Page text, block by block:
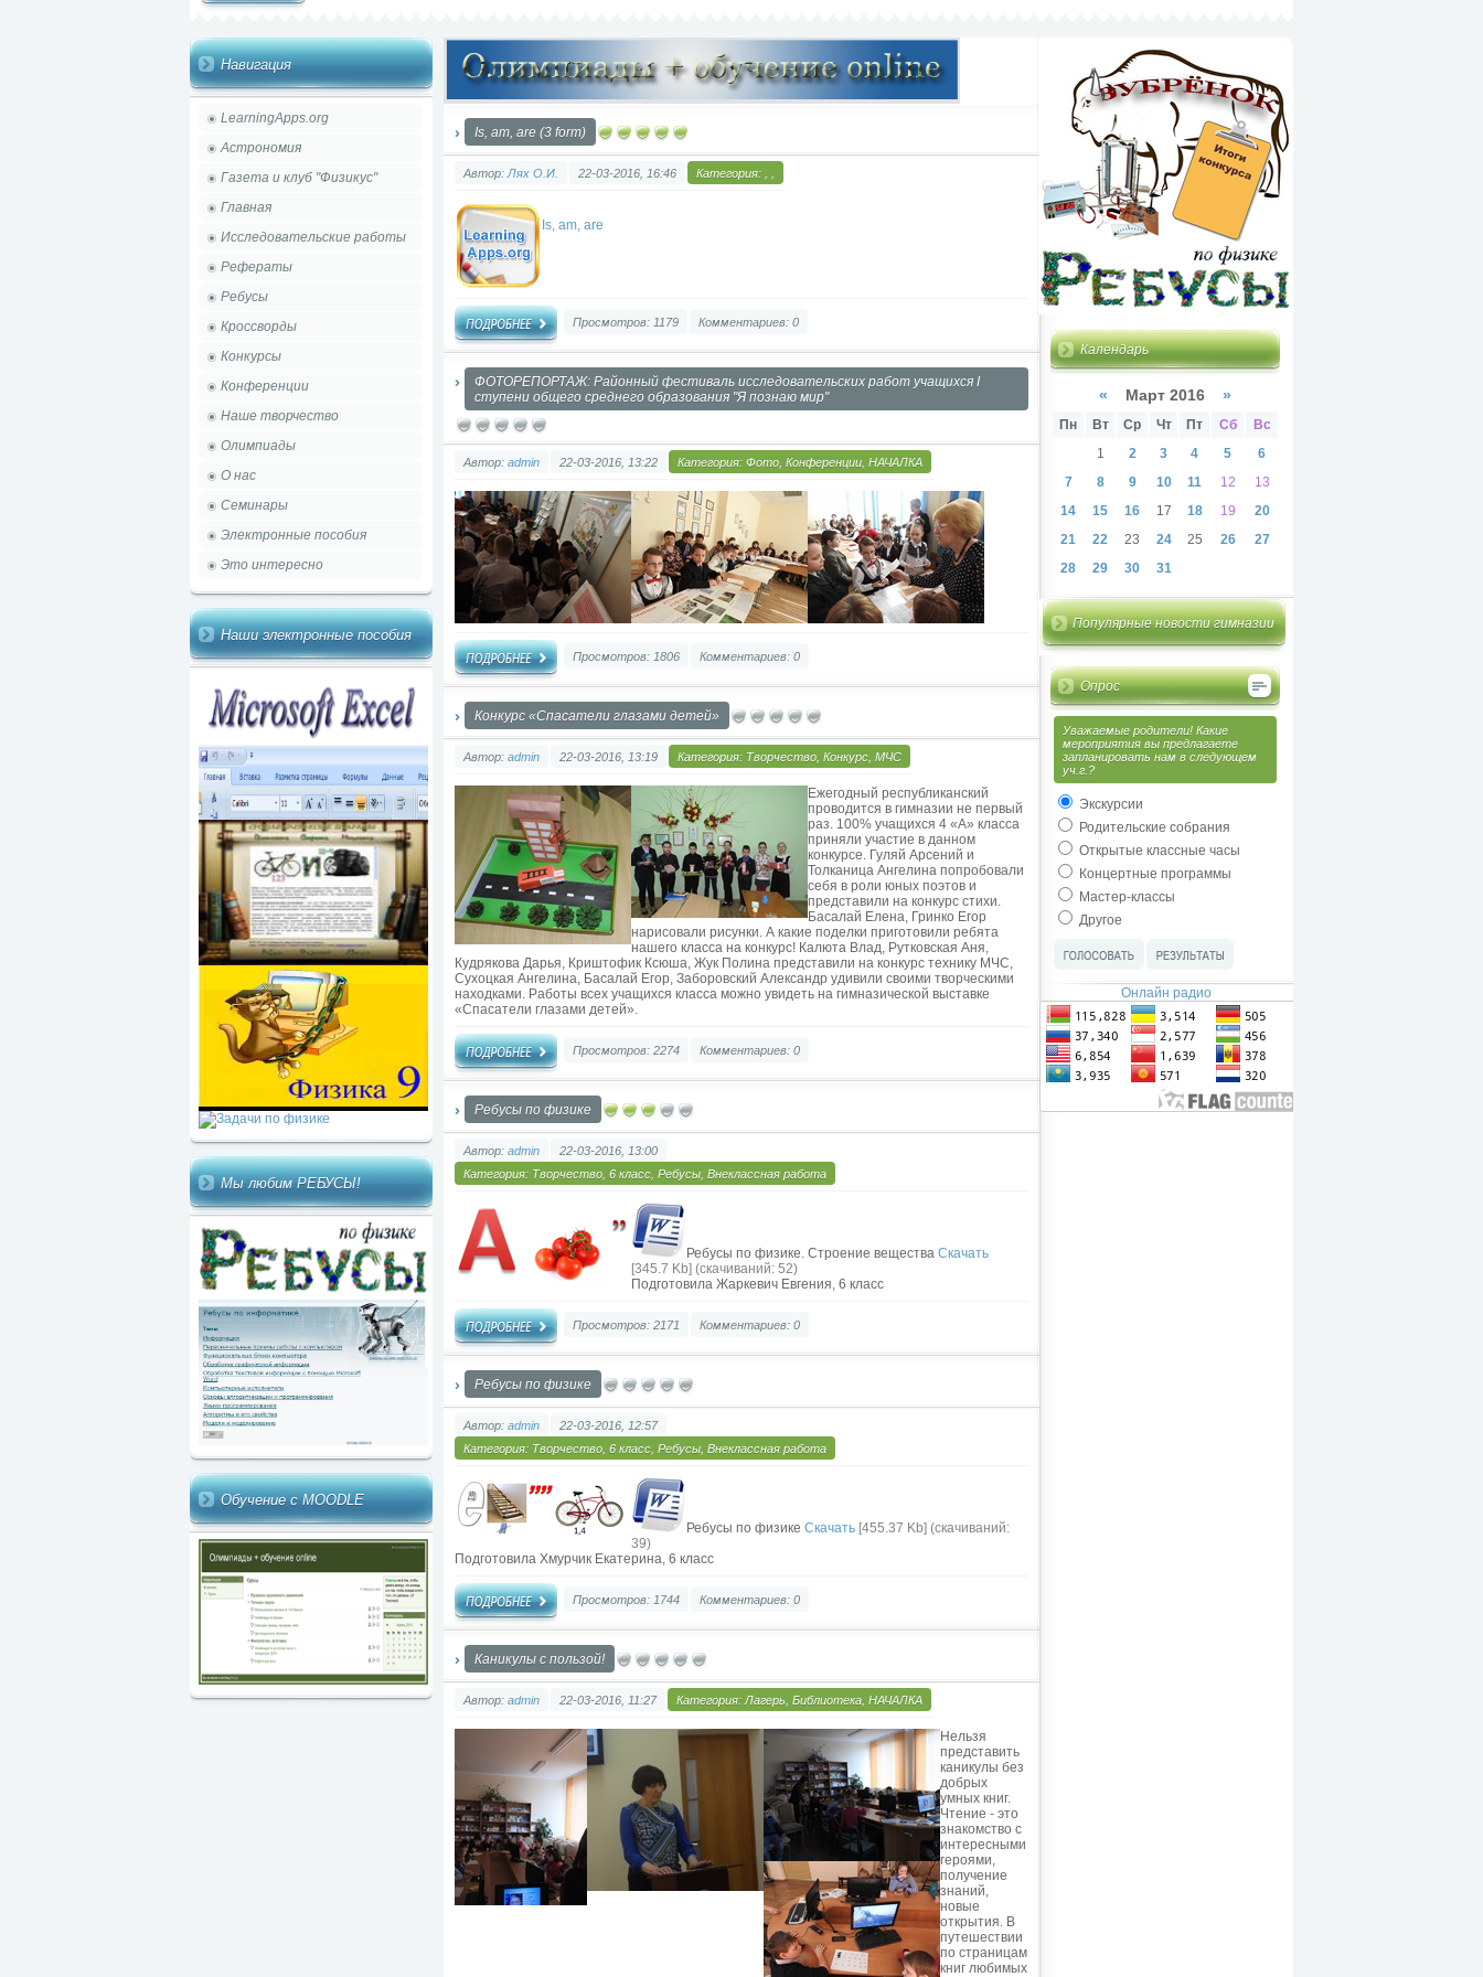
Навигация
LearningApps.org
Астрономия
Газета и клуб "Физикус"
Главная
Исследовательские работы
Рефераты
Ребусы
Кроссворды
Конкурсы
Конференции
Наше творчество
Олимпиады
О нас
Семинары
Электронные пособия
Это интересно
Наши электронные пособия
Мы любим РЕБУСЫ!
Обучение с MOODLE
Is, am, are (3 form)
Автор: Лях О.И. 22-03-2016, 16:46 Категория:
Is, am, are
Просмотров: 1179 Комментариев: 0
ФОТОРЕПОРТАЖ: Районный фестиваль исследовательских работ учащихся I
ступени общего среднего образования "Я познаю мир"
Автор: admin 22-03-2016, 13:22 Категория: Фото Конференции НАЧАЛКА
Просмотров: 1806 Комментариев: 0
Конкурс «Спасатели глазами детей»
Автор: admin 22-03-2016, 13:19 Категория: Творчество Конкурс МЧС
Ежегодный республиканский
проводится в гимназии не первый
раз. 100% учащихся 4 «А» класса
приняли участие в данном
конкурсе. Гуляй Арсений и
Толканица Ангелина попробовали
себя в роли юных поэтов и
представили на конкурс стихи.
Басалай Елена, Гринко Егор
нарисовали рисунки. А какие поделки приготовили ребята
нашего класса на конкурс! Калюта Влад, Рутковская Аня,
Кудрякова Дарья, Криштофик Ксюша, Жук Полина представили на конкурс технику МЧС,
Сухоцкая Ангелина, Басалай Егор, Заборовский Александр удивили своими творческими
находками. Работы всех учащихся класса можно увидеть на гимназической выставке
«Спасатели глазами детей».
Просмотров: 2274 Комментариев: 0
Ребусы по физике
Автор: admin
22-03-2016, 13:00
Категория: Творчество 6 класс Ребусы Внеклассная работа
Ребусы по физике. Строение вещества Скачать
[345.7 Kb] (cкачиваний: 52)
Подготовила Жаркевич Евгения, 6 класс
Просмотров: 2171 Комментариев: 0
Ребусы по физике
Автор: admin
22-03-2016, 12:57
Категория: Творчество 6 класс Ребусы Внеклассная работа
Ребусы по физике Скачать [455.37 Kb] (cкачиваний:
39)
Подготовила Хмурчик Екатерина, 6 класс
Просмотров: 1744 Комментариев: 0
Каникулы с пользой!
Автор: admin 22-03-2016, 11:27 Категория: Лагерь Библиотека НАЧАЛКА
Нельзя
представить
каникулы без
добрых
умных книг.
Чтение - это
знакомство с
интересными
героями,
получение
знаний,
новые
открытия. В
путешествии
по страницам
книг любимых
Календарь
« Март 2016 »
Пн Вт Ср Чт Пт Сб
Вс
1
2 3 4 5
6
7
8 9 10 11 12
13
14
15 16 17 18 19
20
21
22 23 24 25 26
27
28
29 30 31
Популярные новости гимназии
Опрос
Уважаемые родители! Какие
мероприятия вы предлагаете
запланировать нам в следующем
уч.г.?
Экскурсии
Родительские собрания
Открытые классные часы
Концертные программы
Мастер-классы
Другое
Онлайн радио